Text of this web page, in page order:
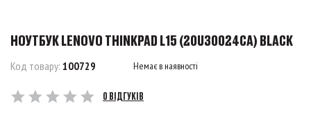
НОУТБУК LENOVO THINKPAD L15 (20U30024CA) BLACK
Код товару: 100729 Немає в наявності
0 ВІДГУКІВ